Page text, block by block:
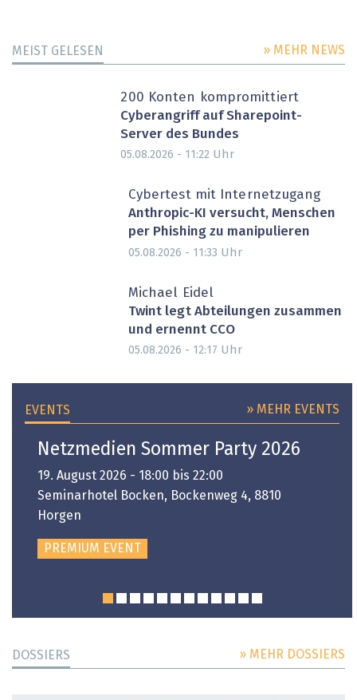
MEIST GELESEN » MEHR NEWS
200 Konten kompromittiert
Cyberangriff auf Sharepoint-
Server des Bundes
05.08.2026 - 11:22 Uhr
Cybertest mit Internetzugang
Anthropic-KI versucht, Menschen
per Phishing zu manipulieren
05.08.2026 - 11:33 Uhr
Michael Eidel
Twint legt Abteilungen zusammen
und ernennt CCO
05.08.2026 - 12:17 Uhr
EVENTS » MEHR EVENTS
Netzmedien Sommer Party 2026
19. August 2026 - 18:00 bis 22:00
Seminarhotel Bocken, Bockenweg 4, 8810
Horgen
PREMIUM EVENT
DOSSIERS » MEHR DOSSIERS